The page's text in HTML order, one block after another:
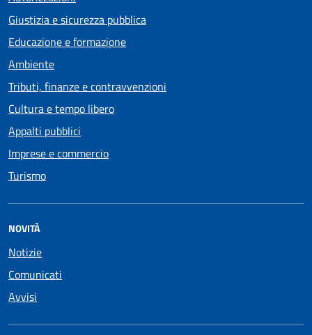
Giustizia e sicurezza pubblica
Educazione e formazione
Ambiente
Tributi, finanze e contravvenzioni
Cultura e tempo libero
Appalti pubblici
Imprese e commercio
Turismo
NOVITÀ
Notizie
Comunicati
Avvisi